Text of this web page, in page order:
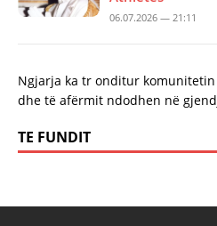
06.07.2026 — 21:11
Ngjarja ka tr onditur
dhe të afërmit ndodhen në
TE FUNDIT